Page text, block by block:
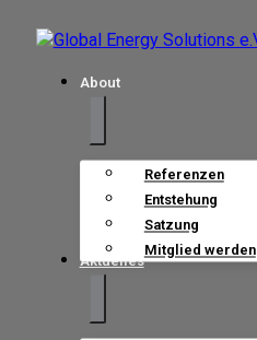
About
Referenzen
Entstehung
Satzung
Mitglied werden
Aktuelles